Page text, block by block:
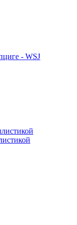
- WSJ